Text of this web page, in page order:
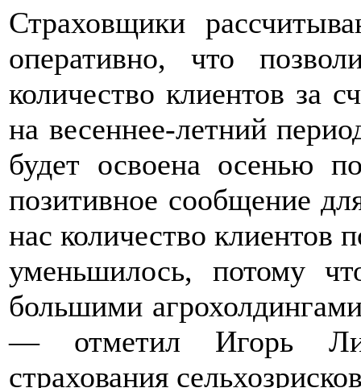
Страховщики
оперативно, что
количество клиентов за
на весеннее-летний
будет освоена осенью
позитивное сообщение
нас количество клиентов
уменьшилось, потому
большими
— отметил Игорь
страхования